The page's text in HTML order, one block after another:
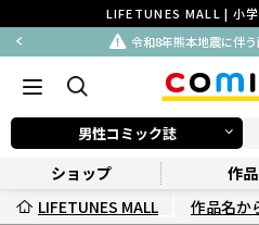
LIFETUNES MALL | 小
令和8年熊本地震に伴
男性コミック誌
ショップ 作品
LIFETUNES MALL
作品名か